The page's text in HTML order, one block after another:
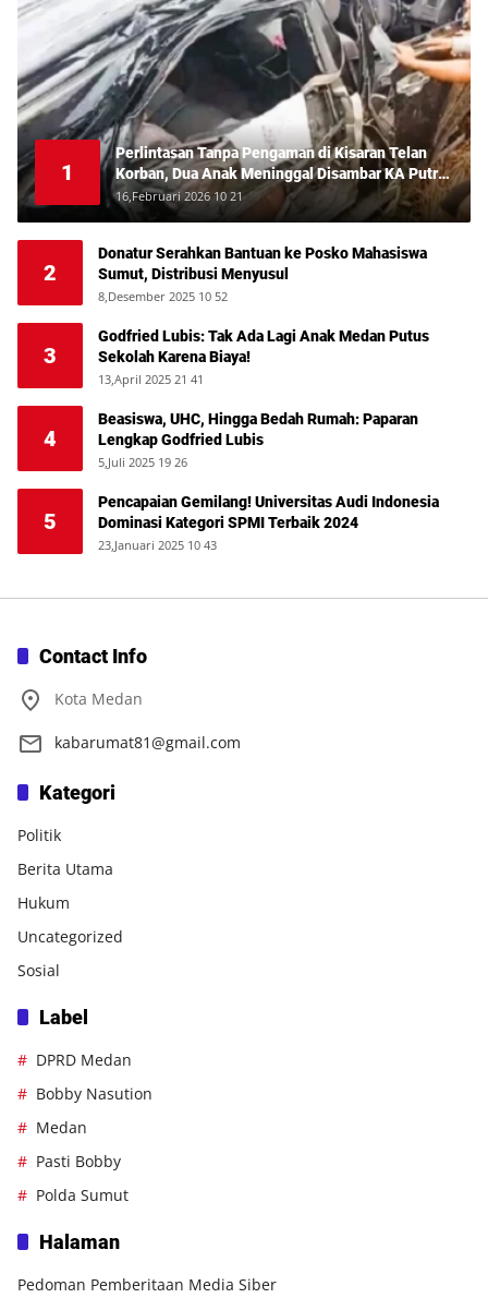
1
Perlintasan Tanpa Pengaman di Kisaran Telan
Korban, Dua Anak Meninggal Disambar KA Putri
Deli
16,Februari 2026 10 21
2
Donatur Serahkan Bantuan ke Posko Mahasiswa
Sumut, Distribusi Menyusul
8,Desember 2025 10 52
3
Godfried Lubis: Tak Ada Lagi Anak Medan Putus
Sekolah Karena Biaya!
13,April 2025 21 41
4
Beasiswa, UHC, Hingga Bedah Rumah: Paparan
Lengkap Godfried Lubis
5,Juli 2025 19 26
5
Pencapaian Gemilang! Universitas Audi Indonesia
Dominasi Kategori SPMI Terbaik 2024
23,Januari 2025 10 43
Contact Info
Kota Medan
kabarumat81@gmail.com
Kategori
Politik
Berita Utama
Hukum
Uncategorized
Sosial
Label
DPRD Medan
Bobby Nasution
Medan
Pasti Bobby
Polda Sumut
Halaman
Pedoman Pemberitaan Media Siber